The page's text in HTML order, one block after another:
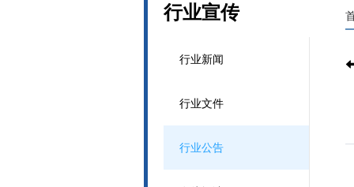
行业宣传
行业新闻
行业文件
行业公告